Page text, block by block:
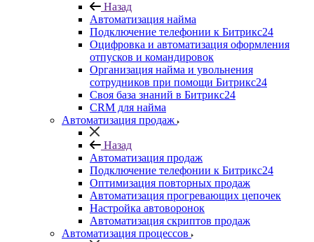
Назад
Автоматизация найма
Подключение телефонии к Битрикс24
Оцифровка и автоматизация оформления
отпусков и командировок
Организация найма и увольнения
сотрудников при помощи Битрикс24
Своя база знаний в Битрикс24
CRM для найма
Автоматизация продаж
Назад
Автоматизация продаж
Подключение телефонии к Битрикс24
Оптимизация повторных продаж
Автоматизация прогревающих цепочек
Настройка автоворонок
Автоматизация скриптов продаж
Автоматизация процессов